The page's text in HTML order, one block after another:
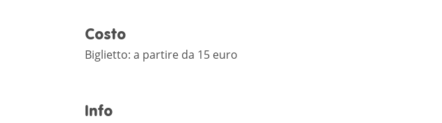
Costo
Biglietto: a partire da 15 euro
Info